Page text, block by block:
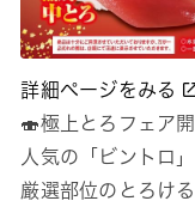
詳細ページをみる
🍣極上とろフェア
人気の「ビントロ
厳選部位のとろけ